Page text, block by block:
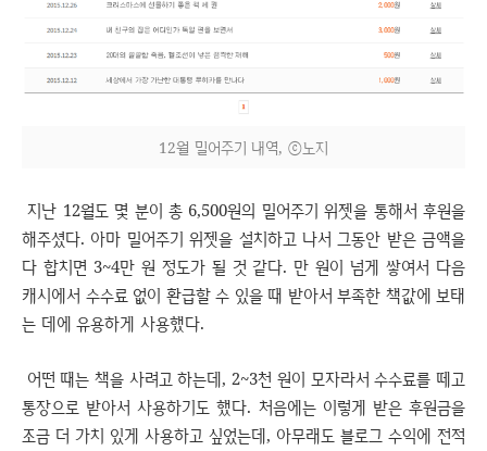
12월 밀어주기 내역, ⓒ노지
지난 12월도 몇 분이 총 6,500원의 밀어주기 위젯을 통해서 후원을
해주셨다. 아마 밀어주기 위젯을 설치하고 나서 그동안 받은 금액을
다 합치면 3~4만 원 정도가 될 것 같다. 만 원이 넘게 쌓여서 다음
캐시에서 수수료 없이 환급할 수 있을 때 받아서 부족한 책값에 보태
는 데에 유용하게 사용했다.
어떤 때는 책을 사려고 하는데, 2~3천 원이 모자라서 수수료를 떼고
통장으로 받아서 사용하기도 했다. 처음에는 이렇게 받은 후원금을
조금 더 가치 있게 사용하고 싶었는데, 아무래도 블로그 수익에 전적